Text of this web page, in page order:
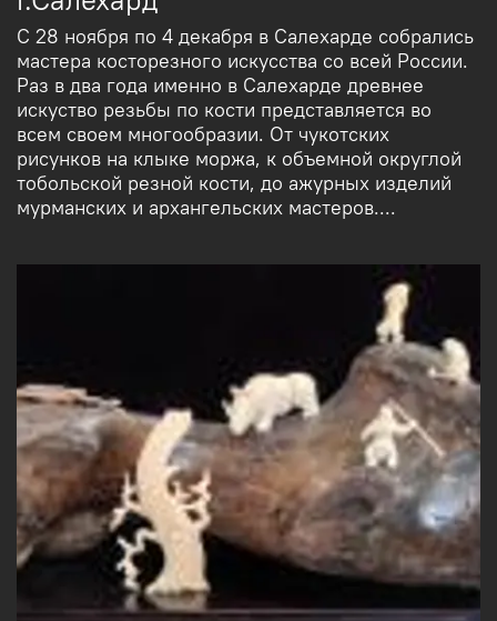
С 28 ноября по 4 декабря в Салехарде собрались
мастера косторезного искусства со всей России.
Раз в два года именно в Салехарде древнее
искуство резьбы по кости представляется во
всем своем многообразии. От чукотских
рисунков на клыке моржа, к объемной округлой
тобольской резной кости, до ажурных изделий
мурманских и архангельских мастеров....